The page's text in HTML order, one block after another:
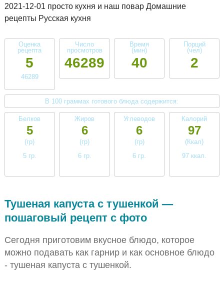
2021-12-01 просто кухня и наш повар Домашние
рецепты Русская кухня
Оценка
рецепта
5
46289
Число
просмотров
46289
Время
(мин)
40
Порций
(чел)
2
В 100 граммах готового блюда содержится:
Белков
5
(гр)
5 гр.
Жиров
6
(гр)
6 гр.
Углеводов
6
(гр)
6 гр.
Калорий
97
(Ккал)
97 ккал.
Тушеная капуста с тушенкой —
пошаговый рецепт с фото
Сегодня приготовим вкусное блюдо, которое
можно подавать как гарнир и как основное блюдо
- тушеная капуста с тушенкой.